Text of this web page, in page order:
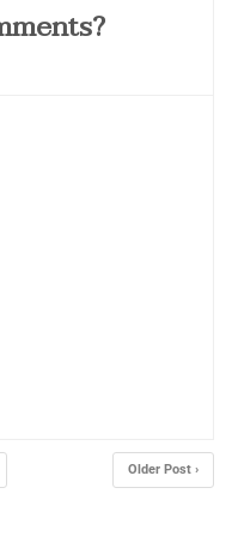
Older Post ›